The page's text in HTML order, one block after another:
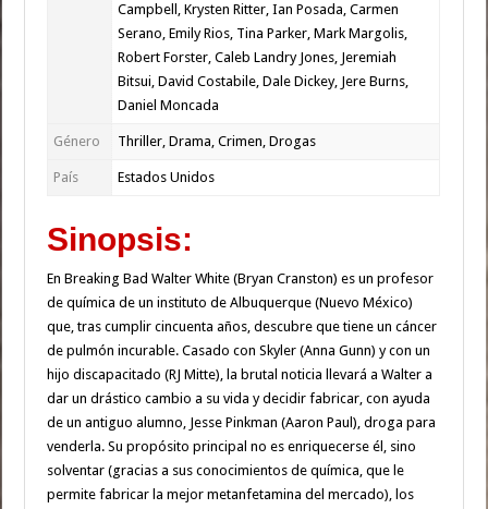
Campbell, Krysten Ritter, Ian Posada, Carmen
Serano, Emily Rios, Tina Parker, Mark Margolis,
Robert Forster, Caleb Landry Jones, Jeremiah
Bitsui, David Costabile, Dale Dickey, Jere Burns,
Daniel Moncada
Género Thriller, Drama, Crimen, Drogas
País Estados Unidos
Sinopsis:
En Breaking Bad Walter White (Bryan Cranston) es un profesor
de química de un instituto de Albuquerque (Nuevo México)
que, tras cumplir cincuenta años, descubre que tiene un cáncer
de pulmón incurable. Casado con Skyler (Anna Gunn) y con un
hijo discapacitado (RJ Mitte), la brutal noticia llevará a Walter a
dar un drástico cambio a su vida y decidir fabricar, con ayuda
de un antiguo alumno, Jesse Pinkman (Aaron Paul), droga para
venderla. Su propósito principal no es enriquecerse él, sino
solventar (gracias a sus conocimientos de química, que le
permite fabricar la mejor metanfetamina del mercado), los